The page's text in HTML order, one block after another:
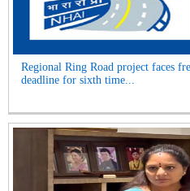
Regional Ring Road project faces
deadline for sixth time...